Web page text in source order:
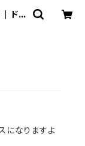
ドラ
になりますよ